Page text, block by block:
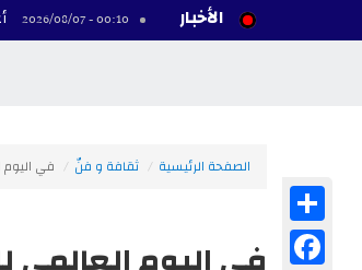
الأخبار
00:10 - 2026/08/07 أغلى 10 لاعبين أفارقة عبر التاريخ
الصفحة الرئيسية ثقافة و فنّ في
Facebook